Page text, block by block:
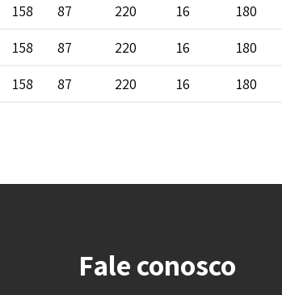
158 87 220 16 180
158 87 220 16 180
158 87 220 16 180
Fale conosco